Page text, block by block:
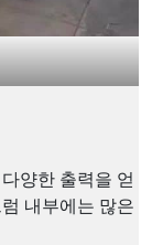
양한 출력을 얻
내부에는 많은